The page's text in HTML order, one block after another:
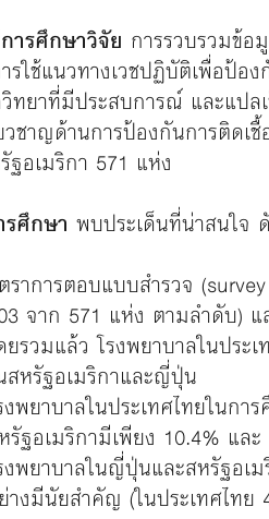
ารศึกษาวิจัย การรวบรวมข้
รใช้แนวทางเวชปฏิบัติเพื่อป้
ทยาที่มีประสบการณ์ และแป
วชาญด้านการป้องกันการติด
ฐอเมริกา 571 แห่ง
ศึกษา พบประเด็นที่น่าสนใจ
ราการตอบแบบสำรวจ
จาก 571 แห่ง ตามลำดับ)
ยรวมแล้ว โรงพยาบาลในประ
สหรัฐอเมริกาและญี่ปุ่น
งพยาบาลในประเทศไทยในก
รัฐอเมริกามีเพียง 10.4% แล
งพยาบาลในญี่ปุ่นและสหรัฐอเ
างมีนัยสำคัญ (ในประเทศไท